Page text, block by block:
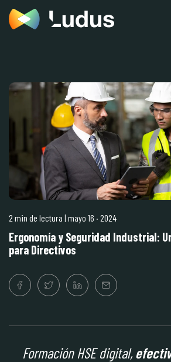
2 min de lectura | mayo 16 · 2024
Ergonomía y Seguridad Industrial:
para Directivos
Formación HSE digital,